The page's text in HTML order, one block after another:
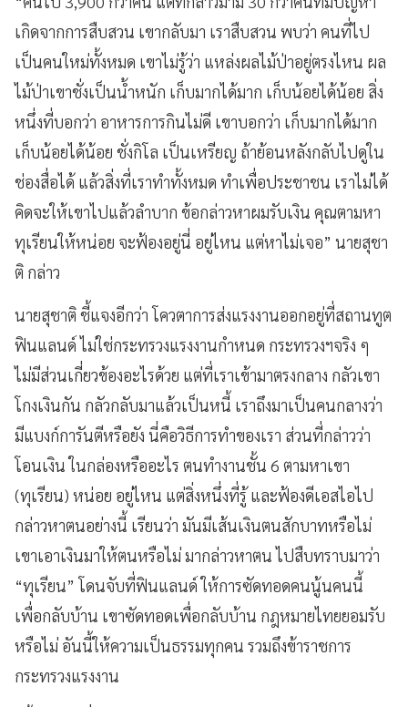
เกิดจากการสืบสวน เขากลับมา เราสืบสวน พบว่า คนที่ไป
เป็นคนใหม่ทั้งหมด เขาไม่รู้ว่า แหล่งผลไม้ป่าอยู่ตรงไหน ผล
ไม้ป่าเขาชั่งเป็นน้ำหนัก เก็บมากได้มาก เก็บน้อยได้น้อย สิ่ง
หนึ่งที่บอกว่า อาหารการกินไม่ดี เขาบอกว่า เก็บมากได้มาก
เก็บน้อยได้น้อย ชั่งกิโล เป็นเหรียญ ถ้าย้อนหลังกลับไปดูใน
ช่องสื่อได้ แล้วสิ่งที่เราทำทั้งหมด ทำเพื่อประชาชน เราไม่ได้
คิดจะให้เขาไปแล้วลำบาก ข้อกล่าวหาผมรับเงิน คุณตามหา
ทุเรียนให้หน่อย จะฟ้องอยู่นี่ อยู่ไหน แต่หาไม่เจอ” นายสุชา
ติ กล่าว
นายสุชาติ ชี้แจงอีกว่า โควตาการส่งแรงงานออกอยู่ที่สถานทูต
ฟินแลนด์ ไม่ใช่กระทรวงแรงงานกำหนด กระทรวงฯจริง ๆ
ไม่มีส่วนเกี่ยวข้องอะไรด้วย แต่ที่เราเข้ามาตรงกลาง กลัวเขา
โกงเงินกัน กลัวกลับมาแล้วเป็นหนี้ เราถึงมาเป็นคนกลางว่า
มีแบงก์การันตีหรือยัง นี่คือวิธีการทำของเรา ส่วนที่กล่าวว่า
โอนเงิน ในกล่องหรืออะไร ตนทำงานชั้น 6 ตามหาเขา
(ทุเรียน) หน่อย อยู่ไหน แต่สิ่งหนึ่งที่รู้ และฟ้องดีเอสไอไป
กล่าวหาตนอย่างนี้ เรียนว่า มันมีเส้นเงินตนสักบาทหรือไม่
เขาเอาเงินมาให้ตนหรือไม่ มากล่าวหาตน ไปสืบทราบมาว่า
“ทุเรียน” โดนจับที่ฟินแลนด์ ให้การซัดทอดคนนู้นคนนี้
เพื่อกลับบ้าน เขาซัดทอดเพื่อกลับบ้าน กฎหมายไทยยอมรับ
หรือไม่ อันนี้ให้ความเป็นธรรมทุกคน รวมถึงข้าราชการ
กระทรวงแรงงาน